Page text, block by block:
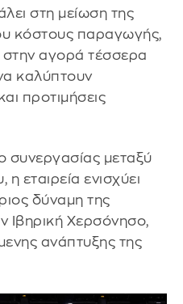
στη μείωση της
κόστους παραγωγής,
αγορά τέσσερα
καλύπτουν
προτιμήσεις
συνεργασίας μεταξύ
εταιρεία ενισχύει
δύναμη της
Ιβηρική Χερσόνησο,
ανάπτυξης της